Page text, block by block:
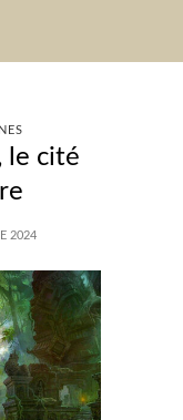
le cité
2024